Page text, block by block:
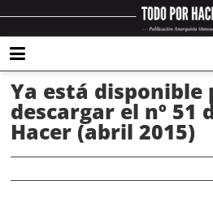
Ya está disponible
descargar el nº 51
Hacer (abril 2015)